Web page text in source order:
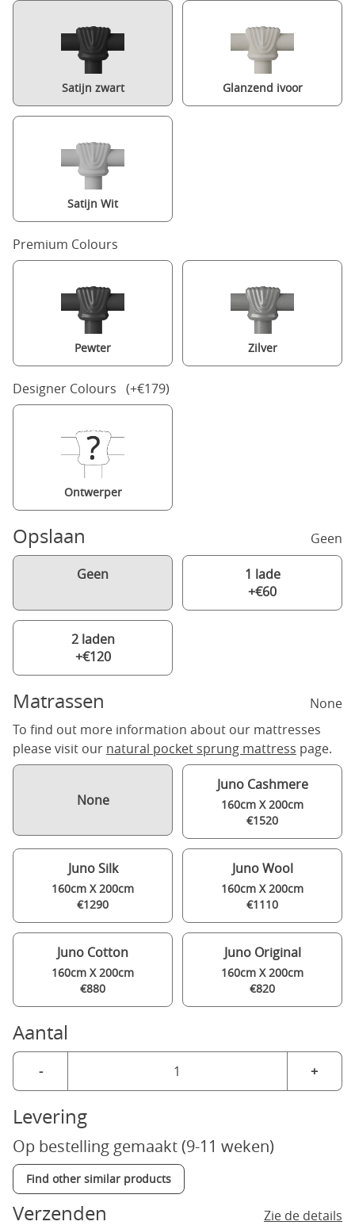
Satijn zwart Glanzend ivoor
Satijn Wit
Premium Colours
Pewter Zilver
Designer Colours (+€179)
Ontwerper
Opslaan Geen
Geen
1 lade
+€60
2 laden
+€120
Matrassen
None
To find out more information about our mattresses
please visit our natural pocket sprung mattress page.
None
Juno Cashmere
160cm X 200cm
€1520
Juno Silk
160cm X 200cm
€1290
Juno Wool
160cm X 200cm
€1110
Juno Cotton
160cm X 200cm
€880
Juno Original
160cm X 200cm
€820
Aantal
- +
Levering
Op bestelling gemaakt (9-11 weken)
Find other similar products
Verzenden Zie de details